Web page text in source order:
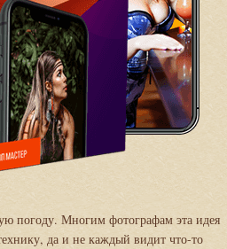
погоду. Многим фотографам эта идея
да и не каждый видит что-то